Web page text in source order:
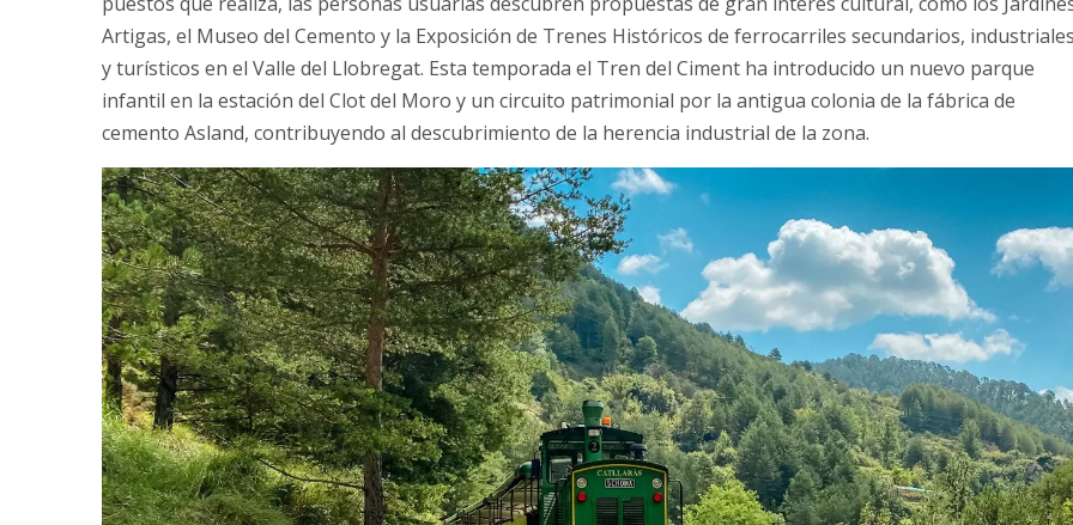
Artigas, el Museo del Cemento y la Exposición de Trenes Históricos de ferrocarriles secundarios,
y turísticos en el Valle del Llobregat. Esta temporada el Tren del Ciment ha introducido un nuevo parque
infantil en la estación del Clot del Moro y un circuito patrimonial por la antigua colonia de la fábrica de
cemento Asland, contribuyendo al descubrimiento de la herencia industrial de la zona.